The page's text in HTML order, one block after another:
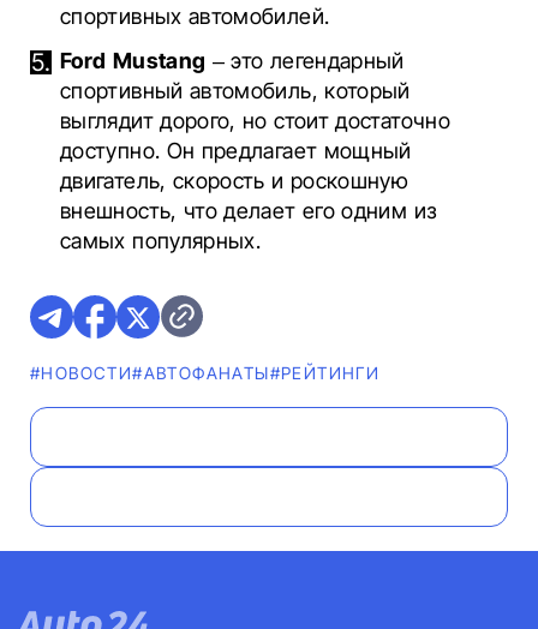
спортивных автомобилей.
Ford Mustang – это легендарный
спортивный автомобиль, который
выглядит дорого, но стоит достаточно
доступно. Он предлагает мощный
двигатель, скорость и роскошную
внешность, что делает его одним из
самых популярных.
#НОВОСТИ#AВТОФАНАТЫ#РЕЙТИНГИ